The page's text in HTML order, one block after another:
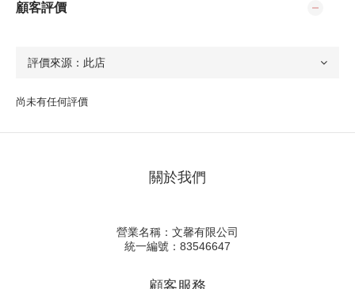
顧客評價
尚未有任何評價
關於我們
營業名稱：文馨有限公司
統一編號：83546647
顧客服務